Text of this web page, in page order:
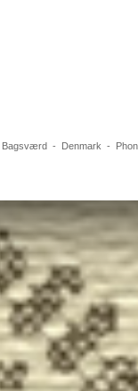
Bagsværd- Denmark -